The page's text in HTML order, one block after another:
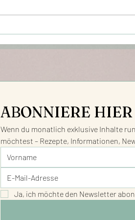
IMMUNSYSTEM!
ABONNIERE
Wenn du monatlich exklusive Inhalte
möchtest – Rezepte, Informationen,
Ja, ich möchte den Newsletter